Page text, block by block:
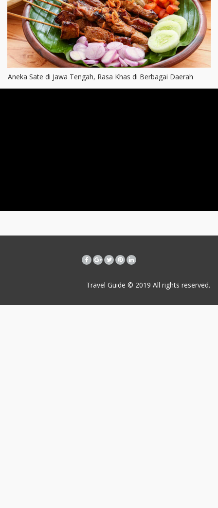
Aneka Sate di Jawa Tengah, Rasa Khas di Berbagai Daerah
Travel Guide © 2019 All rights reserved.